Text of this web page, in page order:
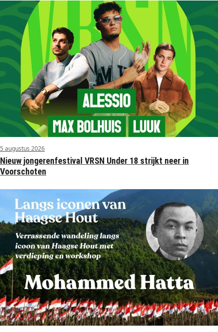
5 augustus 2026
Nieuw jongerenfestival VRSN Under 18 strijkt neer in
Voorschoten